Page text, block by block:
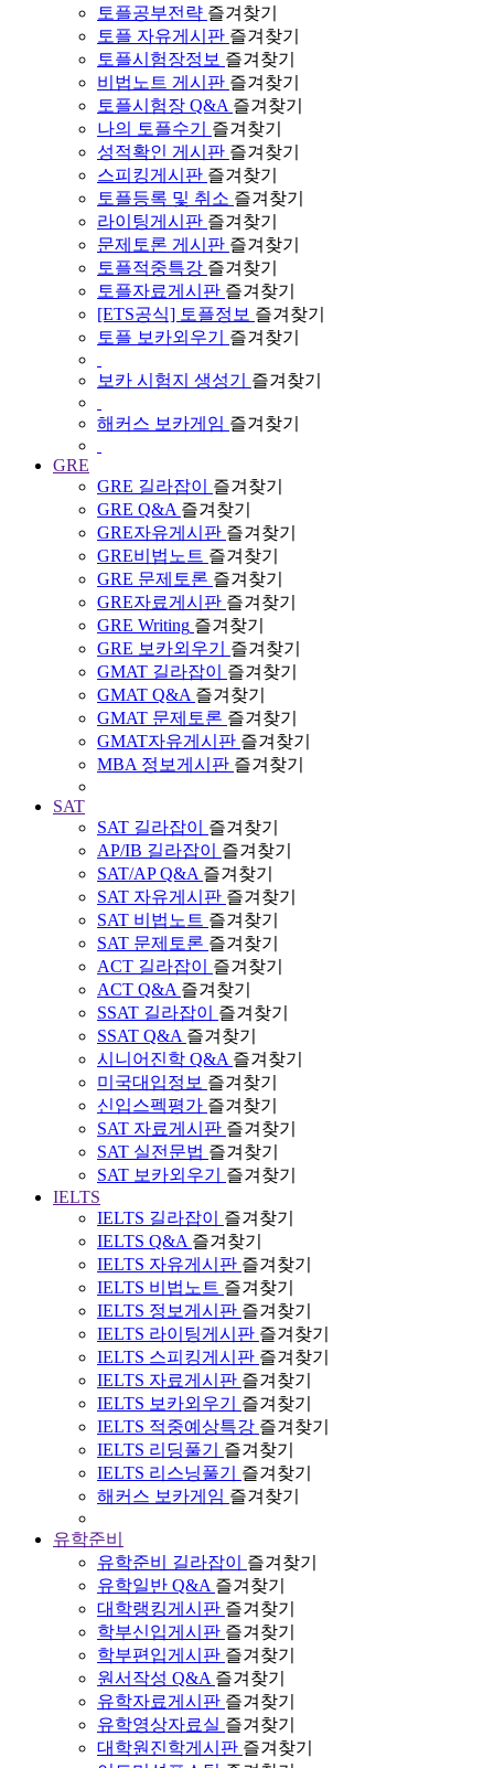
토플공부전략 즐겨찾기
토플 자유게시판 즐겨찾기
토플시험장정보 즐겨찾기
비법노트 게시판 즐겨찾기
토플시험장 Q&A 즐겨찾기
나의 토플수기
즐겨찾기
성적확인 게시판 즐겨찾기
스피킹게시판 즐겨찾기
토플등록 및 취소 즐겨찾기
라이팅게시판 즐겨찾기
문제토론 게시판 즐겨찾기
토플적중특강 즐겨찾기
토플자료게시판 즐겨찾기
[ETS공식] 토플정보 즐겨찾기
토플 보카외우기
즐겨찾기
보카 시험지 생성기 즐겨찾기
해커스 보카게임 즐겨찾기
GRE
GRE 길라잡이
즐겨찾기
GRE Q&A 즐겨찾기
GRE자유게시판 즐겨찾기
GRE비법노트 즐겨찾기
GRE 문제토론 즐겨찾기
GRE자료게시판 즐겨찾기
GRE Writing 즐겨찾기
GRE 보카외우기
즐겨찾기
GMAT 길라잡이
즐겨찾기
GMAT Q&A 즐겨찾기
GMAT 문제토론 즐겨찾기
GMAT자유게시판 즐겨찾기
MBA 정보게시판 즐겨찾기
SAT
SAT 길라잡이
즐겨찾기
AP/IB 길라잡이
즐겨찾기
SAT/AP Q&A 즐겨찾기
SAT 자유게시판 즐겨찾기
SAT 비법노트 즐겨찾기
SAT 문제토론 즐겨찾기
ACT 길라잡이
즐겨찾기
ACT Q&A 즐겨찾기
SSAT 길라잡이
즐겨찾기
SSAT Q&A 즐겨찾기
시니어진학 Q&A 즐겨찾기
미국대입정보 즐겨찾기
신입스펙평가 즐겨찾기
SAT 자료게시판 즐겨찾기
SAT 실전문법 즐겨찾기
SAT 보카외우기
즐겨찾기
IELTS
IELTS 길라잡이
즐겨찾기
IELTS Q&A 즐겨찾기
IELTS 자유게시판 즐겨찾기
IELTS 비법노트 즐겨찾기
IELTS 정보게시판 즐겨찾기
IELTS 라이팅게시판 즐겨찾기
IELTS 스피킹게시판 즐겨찾기
IELTS 자료게시판 즐겨찾기
IELTS 보카외우기
즐겨찾기
IELTS 적중예상특강 즐겨찾기
IELTS 리딩풀기
즐겨찾기
IELTS 리스닝풀기
즐겨찾기
해커스 보카게임 즐겨찾기
유학준비
유학준비 길라잡이
즐겨찾기
유학일반 Q&A 즐겨찾기
대학랭킹게시판 즐겨찾기
학부신입게시판 즐겨찾기
학부편입게시판 즐겨찾기
원서작성 Q&A 즐겨찾기
유학자료게시판 즐겨찾기
유학영상자료실 즐겨찾기
대학원진학게시판 즐겨찾기